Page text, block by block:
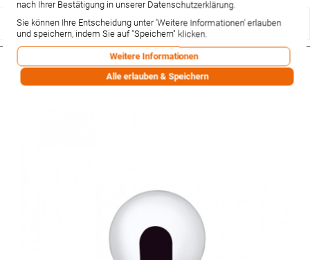
Hansgrohe Zugknopf Axor c-gruen
(94066570)
nach Ihrer Bestätigung in unserer Datenschutzerklärung.
Sie können Ihre Entscheidung unter 'Weitere Informationen' erlauben
und speichern, indem Sie auf "Speichern" klicken.
Weitere Informationen
Alle erlauben & Speichern